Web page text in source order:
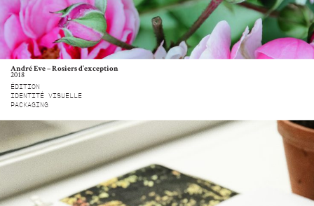
André Eve – Rosiers d’exception
2018
ÉDITION
IDENTITÉ VISUELLE
PACKAGING